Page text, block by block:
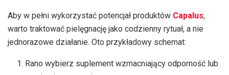
Aby w pełni wykorzystać potencjał produktów Capalus,
warto traktować pielęgnację jako codzienny rytuał, a nie
jednorazowe działanie. Oto przykładowy schemat:
Rano wybierz suplement wzmacniający odporność lub